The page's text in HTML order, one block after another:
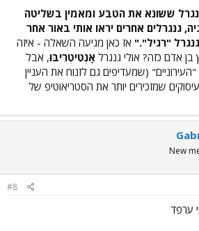
ששונא את הטבע ומאמין בשליטה
גנגרלים אחרים יראו אותי באור אחר
"רגיל"." אז כאן מגיעה השאלה - איזה
בן אדם כזה? אולי גנגרל אָנְטִיטְרִיבּוּ, אבל
(שמעדיפים גם לזנוח את העניין
שמזכירים יותר את הסטריאוטיפ של
New
#8
ערפד